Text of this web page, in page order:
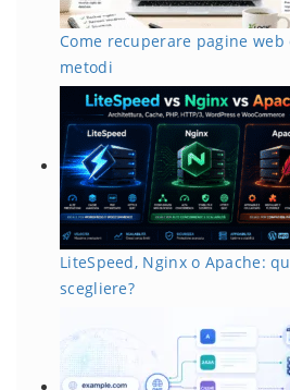
Come recuperare pagine
metodi
LiteSpeed, Nginx o Apache:
scegliere?